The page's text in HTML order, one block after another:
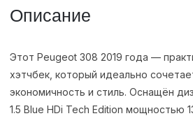
Описание
Этот Peugeot 308 2019 года —
хэтчбек, который идеально
экономичность и стиль. Оснащён
1.5 Blue HDi Tech Edition мощностью